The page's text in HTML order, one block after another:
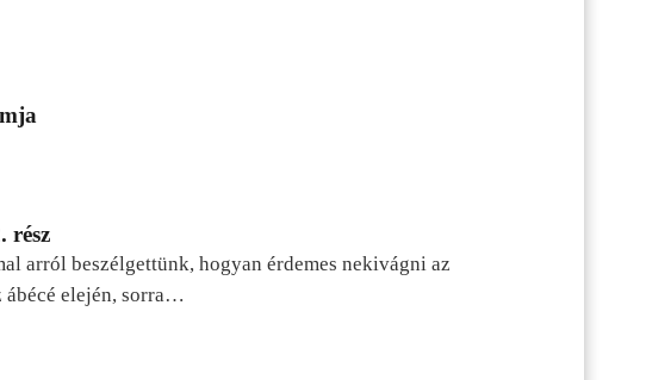
rész
arról beszélgettünk, hogyan érdemes nekivágni az
ábécé elején, sorra…